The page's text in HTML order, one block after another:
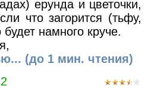
ерунда и цветочки,
что загорится (тьфу,
намного круче.
(до 1 мин. чтения)